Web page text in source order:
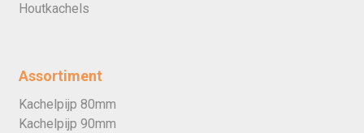
Houtkachels
Assortiment
Kachelpijp 80mm
Kachelpijp 90mm